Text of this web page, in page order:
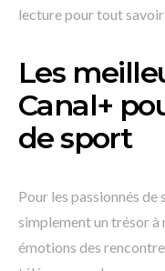
lecture pour tout savoir
Les
Canal+
de sport
Pour les passionnés
simplement un trésor à
émotions des